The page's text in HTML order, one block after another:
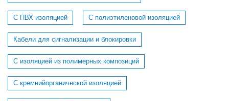
С ПВХ изоляцией С полиэтиленовой изоляцией
Кабели для сигнализации и блокировки
C изоляцией из полимерных композиций
C кремнийорганической изоляцией